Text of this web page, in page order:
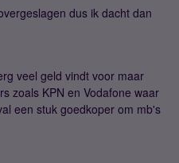
dus ik dacht dan
veel geld vindt voor maar
zoals KPN en Vodafone waar
een stuk goedkoper om mb's